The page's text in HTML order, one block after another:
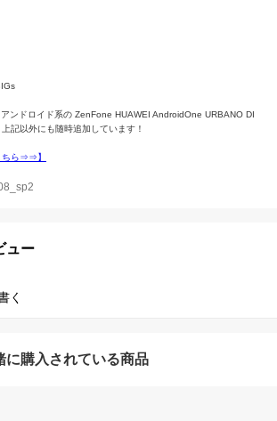
ンドロイド系の ZenFone HUAWEI AndroidOne URBANO DI
記以外にも随時追加しています！
ちら⇒⇒】
ュー
く
に購入されている商品